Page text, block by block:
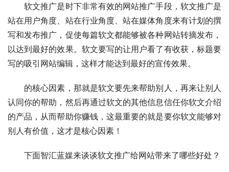
软文推广是时下非常有效的网站推广手段，软文推广是
站在用户角度、站在行业角度、站在媒体角度来有计划的撰
写和发布推广，促使每篇软文都能够被各种网站转摘发布，
以达到最好的效果。软文要写的让用户看了有收获，标题要
写的吸引网站编辑，这样才能达到最好的宣传效果。
的核心因素，那就是软文要先来帮助别人，再来让别人
认同你的帮助，然后再通过软文的其他信息信任你软文介绍
的产品，从而帮助你赚钱，这最重要的就是要你软文能够对
别人有价值，这才是核心因素！
下面智汇蓝媒来谈谈软文推广给网站带来了哪些好处？